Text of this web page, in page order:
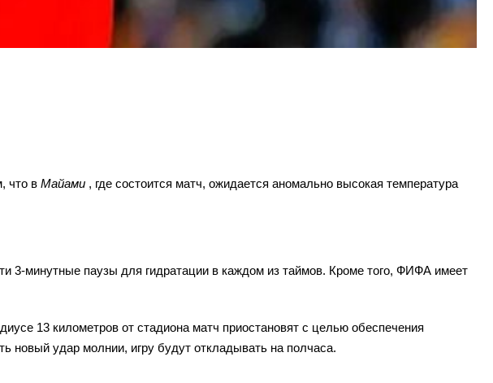
что в Майами , где состоится матч, ожидается аномально высокая температура
3-минутные паузы для гидратации в каждом из таймов. Кроме того, ФИФА имеет
13 километров от стадиона матч приостановят с целью обеспечения
новый удар молнии, игру будут откладывать на полчаса.